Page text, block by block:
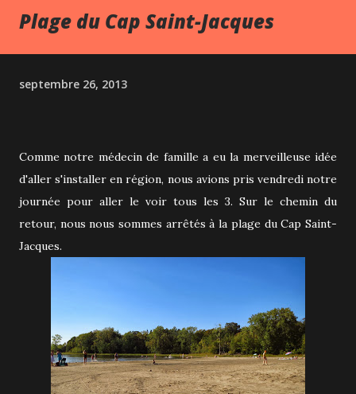
Plage du Cap Saint-Jacques
septembre 26, 2013
Comme notre médecin de famille a eu la merveilleuse idée
d'aller s'installer en région, nous avions pris vendredi notre
journée pour aller le voir tous les 3. Sur le chemin du
retour, nous nous sommes arrêtés à la plage du Cap Saint-
Jacques.